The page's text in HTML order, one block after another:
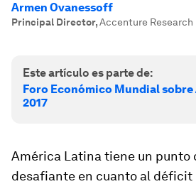
Armen Ovanessoff
Principal Director,Accenture Research
Este artículo es parte de:
Foro Económico Mundial
2017
América Latina tiene un punto
desafiante en cuanto al déficit